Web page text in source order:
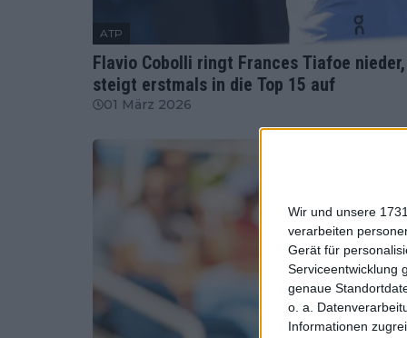
Wir und unsere
verarbeiten
Gerät für
Serviceentwicklung
genaue
o. a.
Informationen
ATP
Flavio Cobolli ringt Frances Tiafoe
steigt erstmals in die Top 15 auf
01 März 2026